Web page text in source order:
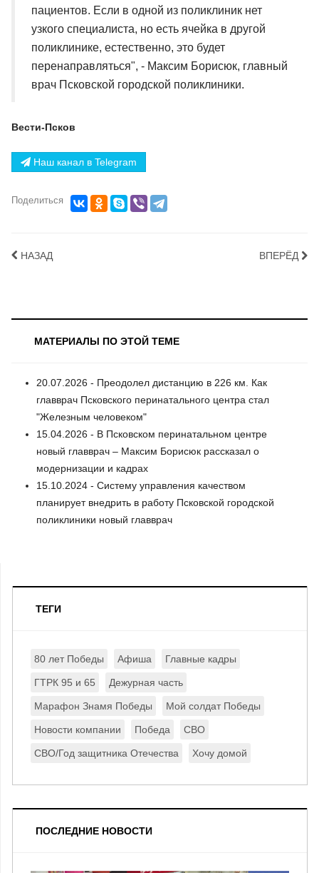
пациентов. Если в одной из поликлиник нет
узкого специалиста, но есть ячейка в другой
поликлинике, естественно, это будет
перенаправляться", - Максим Борисюк, главный
врач Псковской городской поликлиники.
Вести-Псков
Наш канал в Telegram
Поделиться
НАЗАД ВПЕРЁД
МАТЕРИАЛЫ ПО ЭТОЙ ТЕМЕ
20.07.2026 - Преодолел дистанцию в 226 км. Как
главврач Псковского перинатального центра стал
"Железным человеком"
15.04.2026 - В Псковском перинатальном центре
новый главврач – Максим Борисюк рассказал о
модернизации и кадрах
15.10.2024 - Систему управления качеством
планирует внедрить в работу Псковской городской
поликлиники новый главврач
ТЕГИ
80 лет Победы Афиша Главные кадры
ГТРК 95 и 65 Дежурная часть
Марафон Знамя Победы Мой солдат Победы
Новости компании Победа СВО
СВО/Год защитника Отечества Хочу домой
ПОСЛЕДНИЕ НОВОСТИ